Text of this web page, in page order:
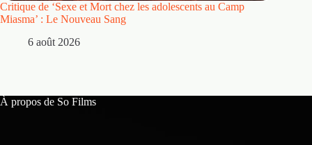
Critique de ‘Sexe et Mort chez les adolescents au Camp
Miasma’ : Le Nouveau Sang
6 août 2026
À propos de So Films